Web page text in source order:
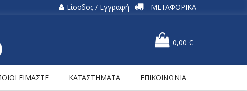
Είσοδος / Εγγραφή
ΜΕΤΑΦΟΡΙΚΑ
0,00 €
ΕΙΜΑΣΤΕ ΚΑΤΑΣΤΗΜΑΤΑ ΕΠΙΚΟΙΝΩΝΙΑ